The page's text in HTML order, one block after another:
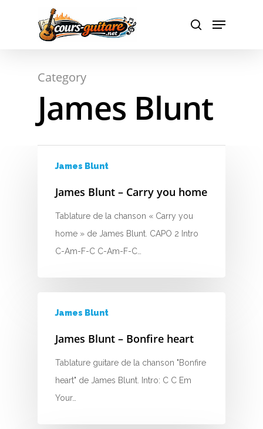
Category
James Blunt
James Blunt
James Blunt – Carry you home
Tablature de la chanson « Carry you
home » de James Blunt. CAPO 2 Intro
C-Am-F-C C-Am-F-C…
James Blunt
James Blunt – Bonfire heart
Tablature guitare de la chanson "Bonfire
heart" de James Blunt. Intro: C C Em
Your…